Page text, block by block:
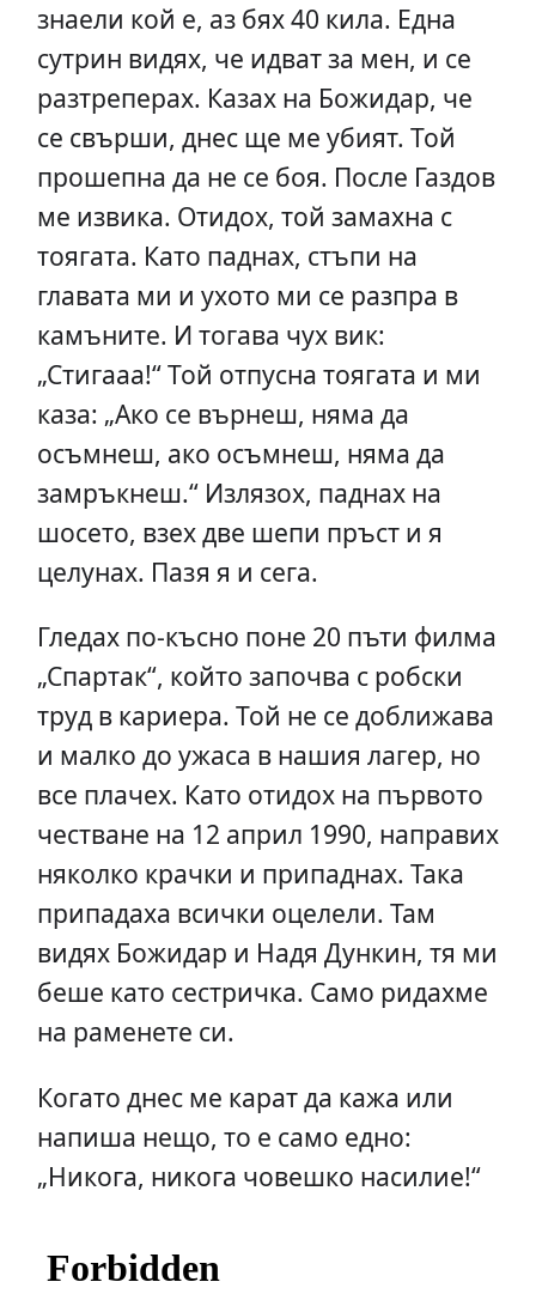
знаели кой е, аз бях 40 кила. Една
сутрин видях, че идват за мен, и се
разтреперах. Казах на Божидар, че
се свърши, днес ще ме убият. Той
прошепна да не се боя. После Газдов
ме извика. Отидох, той замахна с
тоягата. Като паднах, стъпи на
главата ми и ухото ми се разпра в
камъните. И тогава чух вик:
„Стигааа!“ Той отпусна тоягата и ми
каза: „Ако се върнеш, няма да
осъмнеш, ако осъмнеш, няма да
замръкнеш.“ Излязох, паднах на
шосето, взех две шепи пръст и я
целунах. Пазя я и сега.
Гледах по-късно поне 20 пъти филма
„Спартак“, който започва с робски
труд в кариера. Той не се доближава
и малко до ужаса в нашия лагер, но
все плачех. Като отидох на първото
честване на 12 април 1990, направих
няколко крачки и припаднах. Така
припадаха всички оцелели. Там
видях Божидар и Надя Дункин, тя ми
беше като сестричка. Само ридахме
на раменете си.
Когато днес ме карат да кажа или
напиша нещо, то е само едно:
„Никога, никога човешко насилие!“